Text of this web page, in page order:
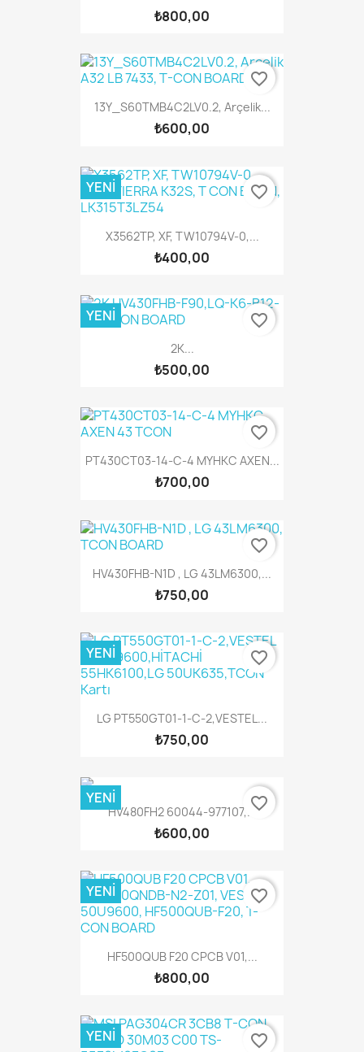
₺800,00
13Y_S60TMB4C2LV0.2, Arçelik...
₺600,00
favorite_border
X3562TP, XF, TW10794V-0,...
₺400,00
YENI favorite_border
2K...
₺500,00
YENI favorite_border
PT430CT03-14-C-4 MYHKC AXEN...
₺700,00
favorite_border
HV430FHB-N1D , LG 43LM6300,...
₺750,00
favorite_border
LG PT550GT01-1-C-2,VESTEL...
₺750,00
YENI favorite_border
HV480FH2 60044-977107,...
₺600,00
YENI favorite_border
HF500QUB F20 CPCB V01,...
₺800,00
YENI favorite_border
YENI favorite_border